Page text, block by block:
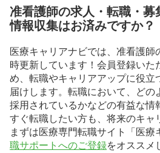
准看護師の求人・転職・募
情報収集はお済みですか？
医療キャリアナビでは、准看護
時更新しています！会員登録いた
め、転職やキャリアアップに役立
届けします。転職において、どの
採用されているかなどの有益な情
すぐ転職したい方も、将来のキャ
まずは医療専門転職サイト「医
職サポートへのご登録をオススメ